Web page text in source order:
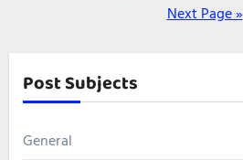
Next Page »
Post Subjects
General